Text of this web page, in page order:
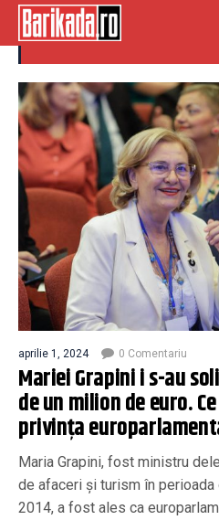
daune morale
aprilie 1, 2024 0 Comentariu
Mariei Grapini i s-au
de un milion de euro.
privința
Maria Grapini, fost ministru
de afaceri și turism în
2014, a fost ales ca